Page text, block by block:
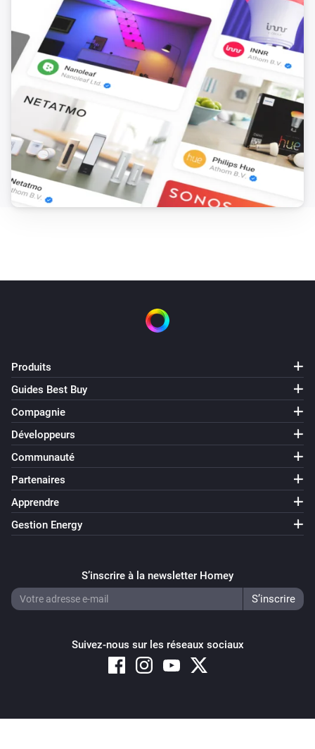
Produits
Guides Best Buy
Compagnie
Développeurs
Communauté
Partenaires
Apprendre
Gestion Energy
S’inscrire à la newsletter Homey
Suivez-nous sur les réseaux sociaux